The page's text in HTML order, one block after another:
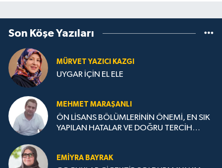
Son Köşe Yazıları
MÜRVET YAZICI KAZGI
UYGAR İÇİN EL ELE
MEHMET MARAŞANLI
ÖN LİSANS BÖLÜMLERİNİN ÖNEMİ, EN SIK
YAPILAN HATALAR VE DOĞRU TERCİH
EMIYRA BAYRAK